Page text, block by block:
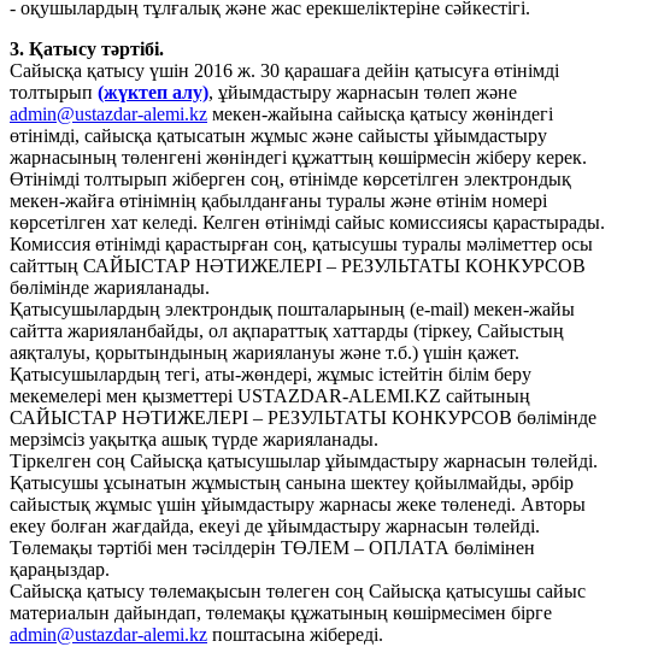
- оқушылардың тұлғалық және жас ерекшеліктеріне сәйкестігі.
3. Қатысу тәртібі.
Сайысқа қатысу үшін 2016 ж. 30 қарашаға дейін қатысуға өтінімді
толтырып (жүктеп алу), ұйымдастыру жарнасын төлеп және
admin@ustazdar-alemi.kz мекен-жайына сайысқа қатысу жөніндегі
өтінімді, сайысқа қатысатын жұмыс және сайысты ұйымдастыру
жарнасының төленгені жөніндегі құжаттың көшірмесін жіберу керек.
Өтінімді толтырып жіберген соң, өтінімде көрсетілген электрондық
мекен-жайға өтінімнің қабылданғаны туралы және өтінім номері
көрсетілген хат келеді. Келген өтінімді сайыс комиссиясы қарастырады.
Комиссия өтінімді қарастырған соң, қатысушы туралы мәліметтер осы
сайттың САЙЫСТАР НӘТИЖЕЛЕРІ – РЕЗУЛЬТАТЫ КОНКУРСОВ
бөлімінде жарияланады.
Қатысушылардың электрондық пошталарының (e-mail) мекен-жайы
сайтта жарияланбайды, ол ақпараттық хаттарды (тіркеу, Сайыстың
аяқталуы, қорытындының жариялануы және т.б.) үшін қажет.
Қатысушылардың тегі, аты-жөндері, жұмыс істейтін білім беру
мекемелері мен қызметтері USTAZDAR-ALEMI.KZ сайтының
САЙЫСТАР НӘТИЖЕЛЕРІ – РЕЗУЛЬТАТЫ КОНКУРСОВ бөлімінде
мерзімсіз уақытқа ашық түрде жарияланады.
Тіркелген соң Сайысқа қатысушылар ұйымдастыру жарнасын төлейді.
Қатысушы ұсынатын жұмыстың санына шектеу қойылмайды, әрбір
сайыстық жұмыс үшін ұйымдастыру жарнасы жеке төленеді. Авторы
екеу болған жағдайда, екеуі де ұйымдастыру жарнасын төлейді.
Төлемақы тәртібі мен тәсілдерін ТӨЛЕМ – ОПЛАТА бөлімінен
қараңыздар.
Сайысқа қатысу төлемақысын төлеген соң Сайысқа қатысушы сайыс
материалын дайындап, төлемақы құжатының көшірмесімен бірге
admin@ustazdar-alemi.kz поштасына жібереді.